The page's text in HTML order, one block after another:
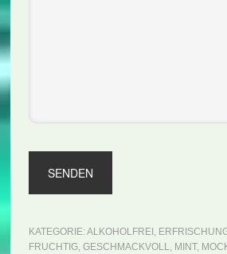
KATEGORIE: ALKOHOLFREI ,
FRUCHTIG, GESCHMACKVOLL, MINT,